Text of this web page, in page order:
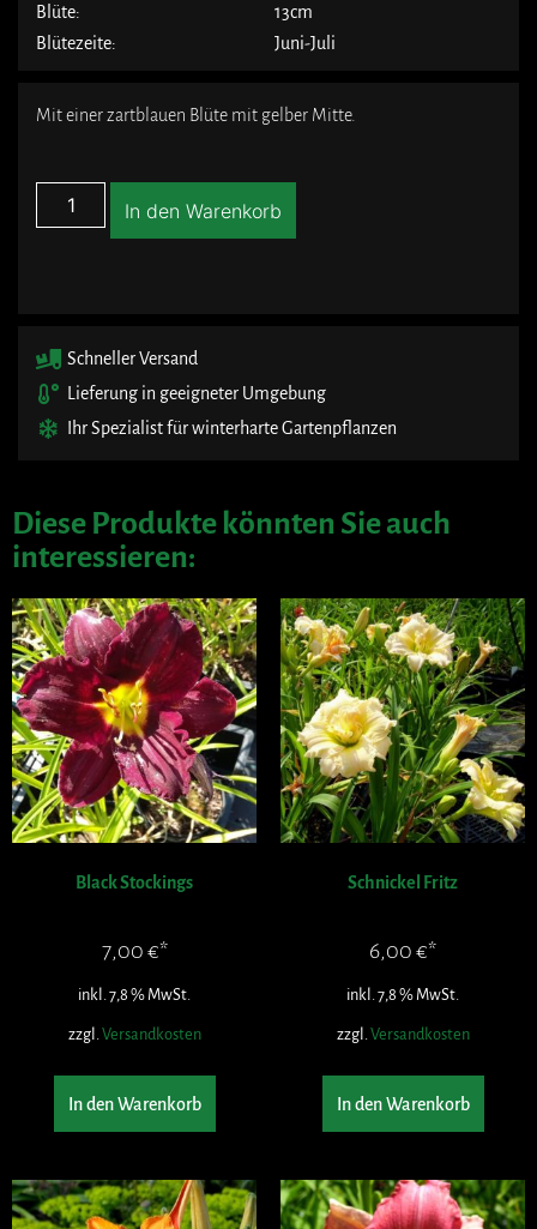
Blüte:
13cm
Blütezeite:
Juni-Juli
Mit einer zartblauen Blüte mit gelber Mitte.
In den Warenkorb
Schneller Versand
Lieferung in geeigneter Umgebung
Ihr Spezialist für winterharte Gartenpflanzen
Diese Produkte könnten Sie auch
interessieren:
Black Stockings
7,00 €
inkl. 7,8 % MwSt.
zzgl. Versandkosten
In den Warenkorb
Schnickel Fritz
6,00 €
inkl. 7,8 % MwSt.
zzgl. Versandkosten
In den Warenkorb